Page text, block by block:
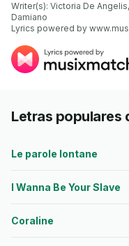
Writer(s): Victoria De
Damiano
Lyrics powered by
Letras populares
Le parole lontane
I Wanna Be Your Slave
Coraline